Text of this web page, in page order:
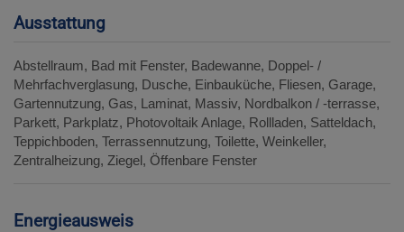
Ausstattung
Abstellraum Bad mit Fenster Badewanne Doppel- /
Mehrfachverglasung Dusche Einbauküche Fliesen Garage
Gartennutzung Gas Laminat Massiv Nordbalkon / -terrasse
Parkett Parkplatz Photovoltaik Anlage Rollladen Satteldach
Teppichboden Terrassennutzung Toilette Weinkeller
Zentralheizung Ziegel Öffenbare Fenster
Energieausweis